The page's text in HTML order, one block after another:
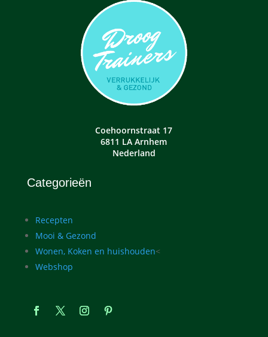
Coehoornstraat 17
6811 LA Arnhem
Nederland
Categorieën
Recepten
Mooi & Gezond
Wonen, Koken en huishouden<
Webshop